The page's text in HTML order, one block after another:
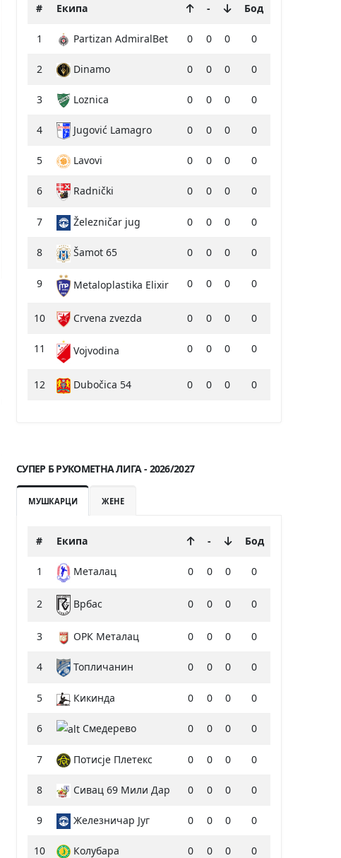
# Екипа - Бод
1 Partizan AdmiralBet 0 0 0 0
2 Dinamo 0 0 0 0
3 Loznica 0 0 0 0
4 Jugović Lamagro 0 0 0 0
5 Lavovi 0 0 0 0
6 Radnički 0 0 0 0
7 Železničar jug 0 0 0 0
8 Šamot 65 0 0 0 0
9 Metaloplastika Elixir 0 0 0 0
10 Crvena zvezda 0 0 0 0
11 Vojvodina 0 0 0 0
12 Dubočica 54 0 0 0 0
СУПЕР Б РУКОМЕТНА ЛИГА - 2026/2027
МУШКАРЦИ ЖЕНЕ
# Екипа - Бод
1 Металац 0 0 0 0
2 Врбас 0 0 0 0
3 ОРК Металац 0 0 0 0
4 Топличанин 0 0 0 0
5 Кикинда 0 0 0 0
6 Смедерево 0 0 0 0
7 Потисје Плетекс 0 0 0 0
8 Сивац 69 Мили Дар 0 0 0 0
9 Железничар Југ 0 0 0 0
10 Колубара 0 0 0 0